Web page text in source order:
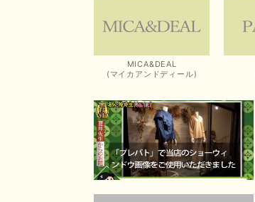
MICA&DEAL
(マイカアンドディール)